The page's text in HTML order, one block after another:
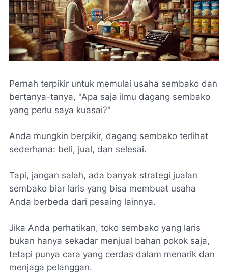
Pernah terpikir untuk memulai usaha sembako dan
bertanya-tanya, "Apa saja ilmu dagang sembako
yang perlu saya kuasai?"
Anda mungkin berpikir, dagang sembako terlihat
sederhana: beli, jual, dan selesai.
Tapi, jangan salah, ada banyak strategi jualan
sembako biar laris yang bisa membuat usaha
Anda berbeda dari pesaing lainnya.
Jika Anda perhatikan, toko sembako yang laris
bukan hanya sekadar menjual bahan pokok saja,
tetapi punya cara yang cerdas dalam menarik dan
menjaga pelanggan.